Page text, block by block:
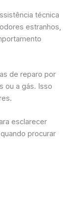
técnica
estranhos,
de reparo por
ou a gás. Isso
esclarecer
procurar